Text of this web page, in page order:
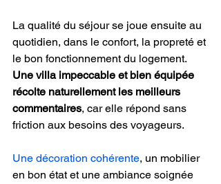
La qualité du séjour se joue ensuite au
quotidien, dans le confort, la propreté et
le bon fonctionnement du logement.
Une villa impeccable et bien équipée
récolte naturellement les meilleurs
commentaires, car elle répond sans
friction aux besoins des voyageurs.
Une décoration cohérente, un mobilier
en bon état et une ambiance soignée